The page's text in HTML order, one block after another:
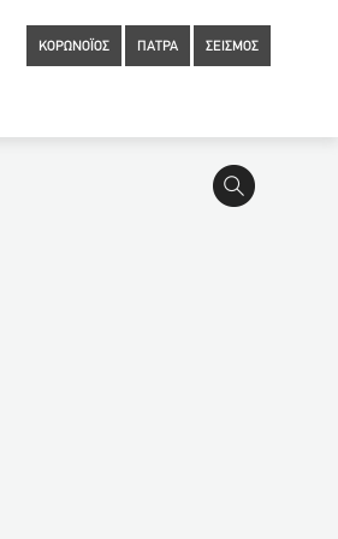
ΚΟΡΩΝΟΪΟΣ ΠΑΤΡΑ ΣΕΙΣΜΟΣ
δίνουν ανάσα στους πατρινούς –